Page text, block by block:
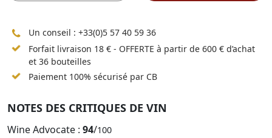
Un conseil : +33(0)5 57 40 59 36
Forfait livraison 18 € - OFFERTE à partir de 600 € d’achat
et 36 bouteilles
Paiement 100% sécurisé par CB
NOTES DES CRITIQUES DE VIN
Wine Advocate : 94/100